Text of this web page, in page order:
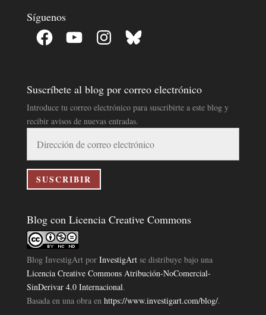
Síguenos
Facebook YouTube InstagramBluesky
Suscríbete al blog por correo electrónico
Introduce tu correo electrónico para suscribirte a este blog y
recibir avisos de nuevas entradas.
correo
electrónico
SUSCRIBIR
Blog con Licencia Creative Commons
Blog InvestigArtpor InvestigArtse distribuye bajo una
Licencia Creative Commons Atribución-NoComercial-
SinDerivar 4.0 Internacional.
Basada en una obra en https://www.investigart.com/blog/.